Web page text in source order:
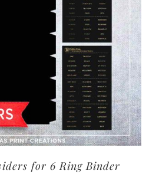
for 6 Ring Binder